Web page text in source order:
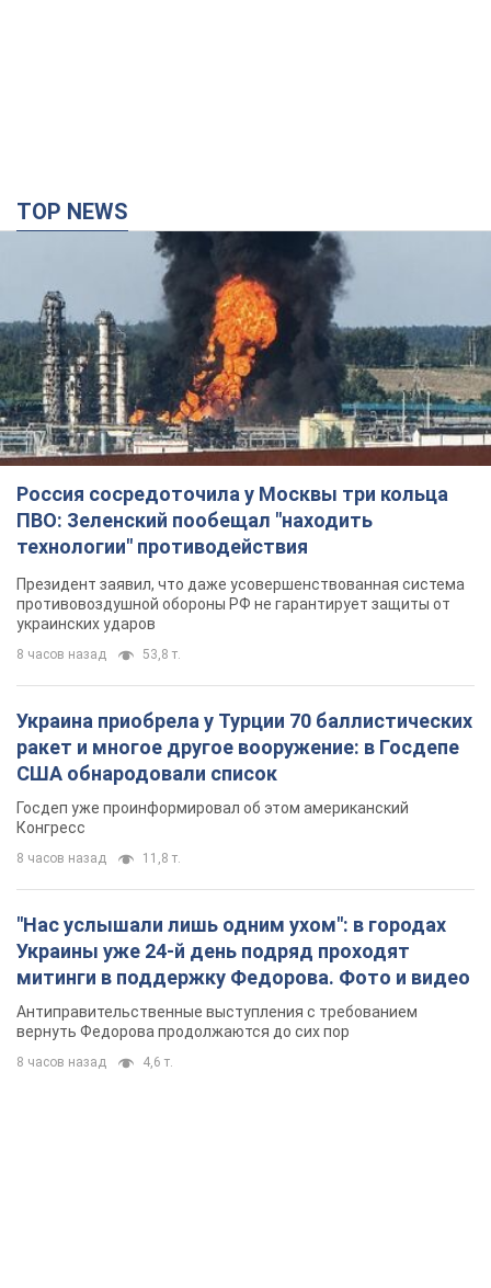
TOP NEWS
Россия сосредоточила у Москвы три кольца
ПВО: Зеленский пообещал "находить
технологии" противодействия
Президент заявил, что даже усовершенствованная система
противовоздушной обороны РФ не гарантирует защиты от
украинских ударов
8 часов назад 53,8 т.
Украина приобрела у Турции 70 баллистических
ракет и многое другое вооружение: в Госдепе
США обнародовали список
Госдеп уже проинформировал об этом американский
Конгресс
8 часов назад 11,8 т.
"Нас услышали лишь одним ухом": в городах
Украины уже 24-й день подряд проходят
митинги в поддержку Федорова. Фото и видео
Антиправительственные выступления с требованием
вернуть Федорова продолжаются до сих пор
8 часов назад 4,6 т.